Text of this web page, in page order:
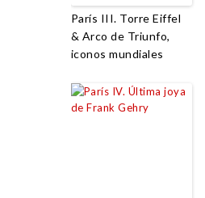
París III. Torre Eiffel
& Arco de Triunfo,
iconos mundiales